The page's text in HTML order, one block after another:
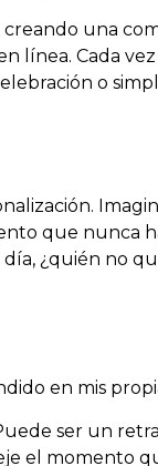
una
línea. Cada
o
que nunca
¿quién no
en mis
ser un
el momento